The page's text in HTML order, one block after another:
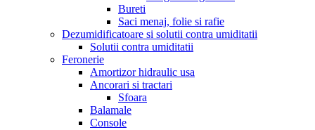
Bureti
Saci menaj, folie si rafie
Dezumidificatoare si solutii contra umiditatii
Solutii contra umiditatii
Feronerie
Amortizor hidraulic usa
Ancorari si tractari
Sfoara
Balamale
Console